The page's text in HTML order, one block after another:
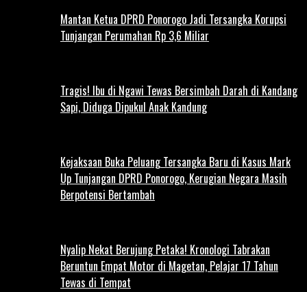
Mantan Ketua DPRD Ponorogo Jadi Tersangka Korupsi
Tunjangan Perumahan Rp 3,6 Miliar
Tragis! Ibu di Ngawi Tewas Bersimbah Darah di Kandang
Sapi, Diduga Dipukul Anak Kandung
Kejaksaan Buka Peluang Tersangka Baru di Kasus Mark
Up Tunjangan DPRD Ponorogo, Kerugian Negara Masih
Berpotensi Bertambah
Nyalip Nekat Berujung Petaka! Kronologi Tabrakan
Beruntun Empat Motor di Magetan, Pelajar 17 Tahun
Tewas di Tempat